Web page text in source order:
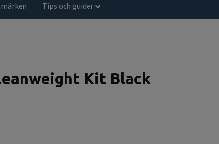
Tips och guider
Kit Black